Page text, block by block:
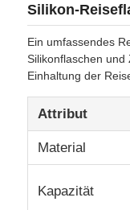
Produkte
Videos
Über uns
Silikon-
Ein umfassendes
Silikonflaschen
Einhaltung der
Attribut
Material
Kapazität